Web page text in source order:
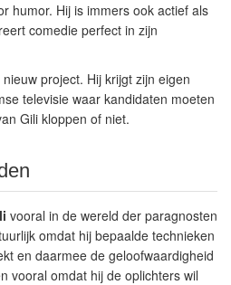
humor. Hij is immers ook actief als
comedie perfect in zijn
project. Hij krijgt zijn eigen
televisie waar kandidaten moeten
Gili kloppen of niet.
vooral in de wereld der paragnosten
omdat hij bepaalde technieken
en daarmee de geloofwaardigheid
vooral omdat hij de oplichters wil